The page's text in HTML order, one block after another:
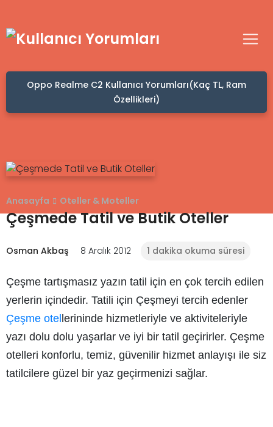
Oppo Realme C2 Kullanıcı Yorumları(Kaç TL, Ram
Özellikleri)
Anasayfa Oteller & Moteller
Çeşmede Tatil ve Butik Oteller
Osman Akbaş 8 Aralık 2012 1 dakika okuma süresi
Çeşme tartışmasız yazın tatil için en çok tercih edilen
yerlerin içindedir. Tatili için Çeşmeyi tercih edenler
Çeşme otel lerininde hizmetleriyle ve aktiviteleriyle
yazı dolu dolu yaşarlar ve iyi bir tatil geçirirler. Çeşme
otelleri konforlu, temiz, güvenilir hizmet anlayışı ile siz
tatilcilere güzel bir yaz geçirmenizi sağlar.